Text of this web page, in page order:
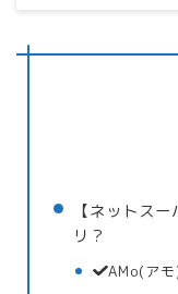
【ネットス
リ？
AMo(ア